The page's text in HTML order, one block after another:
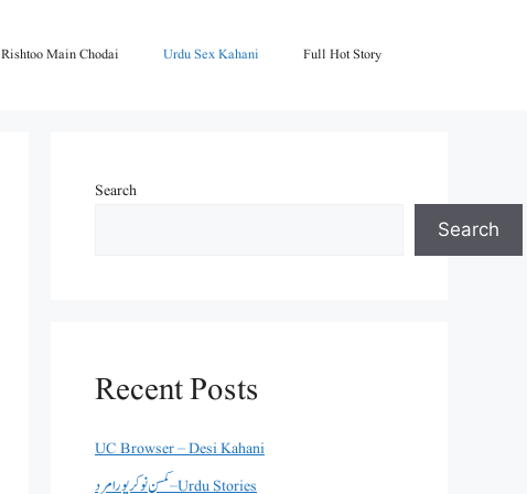
Rishtoo Main Chodai Urdu Sex Kahani Full Hot Story
Search
Search
Recent Posts
UC Browser – Desi Kahani
کمسن نوکر پورا مرد – Urdu Stories